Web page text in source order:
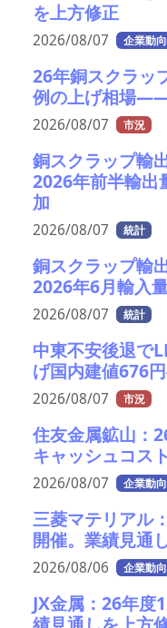
を上方修正
2026/08/07 企業動向
26年銅スクラッ
例の上げ相場
2026/08/07 市況
銅スクラップ
2026年前半輸
加
2026/08/07 統計
銅スクラップ
2026年6月輸入
2026/08/07 統計
中東不安後退で
げ国内建値676
2026/08/07 市況
住友金属鉱山：
キャッシュコス
2026/08/07 企業動向
三菱マテリアル
開催。業績見通
2026/08/06 企業動向
JX金属：26年度